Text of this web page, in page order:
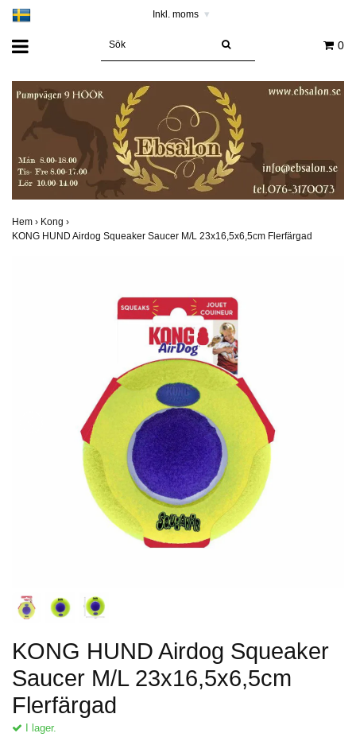
Inkl. moms ▾
0
Hem › Kong ›
KONG HUND Airdog Squeaker Saucer M/L 23x16,5x6,5cm Flerfärgad
KONG HUND Airdog Squeaker
Saucer M/L 23x16,5x6,5cm
Flerfärgad
I lager.